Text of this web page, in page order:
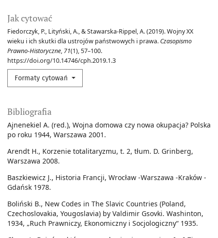
Jak cytować
Fiedorczyk, P., Lityński, A., & Stawarska-Rippel, A. (2019). Wojny XX
wieku i ich skutki dla ustrojów państwowych i prawa. Czasopismo
Prawno-Historyczne, 71(1), 57–100.
https://doi.org/10.14746/cph.2019.1.3
Formaty cytowań
Bibliografia
Ajnenekiel A. (red.), Wojna domowa czy nowa okupacja? Polska
po roku 1944, Warszawa 2001.
Arendt H., Korzenie totalitaryzmu, t. 2, tłum. D. Grinberg,
Warszawa 2008.
Baszkiewicz J., Historia Francji, Wrocław -Warszawa -Kraków -
Gdańsk 1978.
Boliński B., New Codes in The Slavic Countries (Poland,
Czechoslovakia, Yougoslavia) by Valdimir Gsovki. Washinton,
1934, „Ruch Prawniczy, Ekonomiczny i Socjologiczny“ 1935.